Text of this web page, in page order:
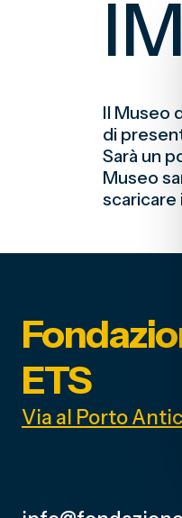
Il Museo
di
Sarà un
Museo
ETS
Via al Porto